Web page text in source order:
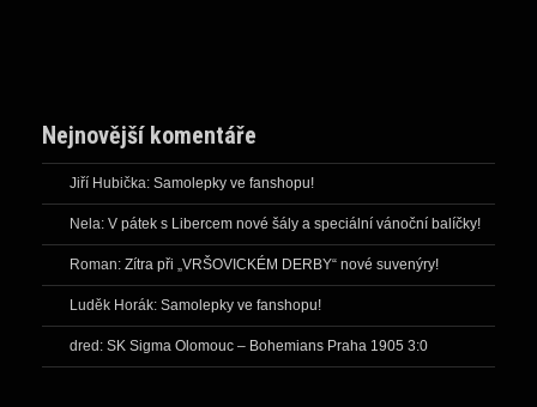
Nejnovější komentáře
Jiří Hubička: Samolepky ve fanshopu!
Nela: V pátek s Libercem nové šály a speciální vánoční balíčky!
Roman: Zítra při „VRŠOVICKÉM DERBY“ nové suvenýry!
Luděk Horák: Samolepky ve fanshopu!
dred: SK Sigma Olomouc – Bohemians Praha 1905 3:0